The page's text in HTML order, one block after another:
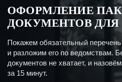
ОФОРМЛЕНИЕ
ДОКУМЕНТОВ
Покажем обязательный
и разложим его по ведомствам.
документов не хватает, и
за 15 минут.